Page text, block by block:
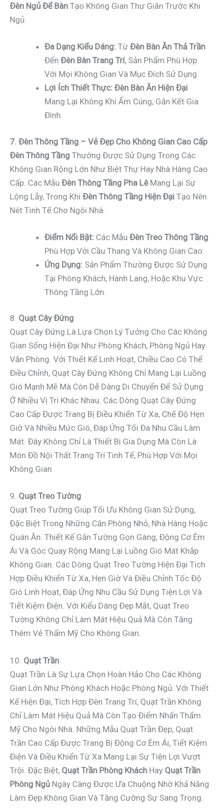
Đèn Ngủ Để Bàn Tạo Không Gian Thư Giãn Trước Khi
Ngủ.
Đa Dạng Kiểu Dáng: Từ Đèn Bàn Ăn Thả Trần
Đến Đèn Bàn Trang Trí, Sản Phẩm Phù Hợp
Với Mọi Không Gian Và Mục Đích Sử Dụng.
Lợi Ích Thiết Thực: Đèn Bàn Ăn Hiện Đại
Mang Lại Không Khí Ấm Cúng, Gắn Kết Gia
Đình.
7. Đèn Thông Tầng – Vẻ Đẹp Cho Không Gian Cao Cấp
Đèn Thông Tầng Thường Được Sử Dụng Trong Các
Không Gian Rộng Lớn Như Biệt Thự Hay Nhà Hàng Cao
Cấp. Các Mẫu Đèn Thông Tầng Pha LêMang Lại Sự
Lộng Lẫy, Trong Khi Đèn Thông Tầng Hiện Đại Tạo Nên
Nét Tinh Tế Cho Ngôi Nhà.
Điểm Nổi Bật: Các Mẫu Đèn Treo Thông Tầng
Phù Hợp Với Cầu Thang Và Không Gian Cao.
Ứng Dụng: Sản Phẩm Thường Được Sử Dụng
Tại Phòng Khách, Hành Lang, Hoặc Khu Vực
Thông Tầng Lớn.
8. Quạt Cây Đứng
Quạt Cây Đứng Là Lựa Chọn Lý Tưởng Cho Các Không
Gian Sống Hiện Đại Như Phòng Khách, Phòng Ngủ Hay
Văn Phòng. Với Thiết Kế Linh Hoạt, Chiều Cao Có Thể
Điều Chỉnh, Quạt Cây Đứng Không Chỉ Mang Lại Luồng
Gió Mạnh Mẽ Mà Còn Dễ Dàng Di Chuyển Để Sử Dụng
Ở Nhiều Vị Trí Khác Nhau. Các Dòng Quạt Cây Đứng
Cao Cấp Được Trang Bị Điều Khiển Từ Xa, Chế Độ Hẹn
Giờ Và Nhiều Mức Gió, Đáp Ứng Tối Đa Nhu Cầu Làm
Mát. Đây Không Chỉ Là Thiết Bị Gia Dụng Mà Còn Là
Món Đồ Nội Thất Trang Trí Tinh Tế, Phù Hợp Với Mọi
Không Gian.
9. Quạt Treo Tường
Quạt Treo Tường Giúp Tối Ưu Không Gian Sử Dụng,
Đặc Biệt Trong Những Căn Phòng Nhỏ, Nhà Hàng Hoặc
Quán Ăn. Thiết Kế Gắn Tường Gọn Gàng, Động Cơ Êm
Ái Và Góc Quay Rộng Mang Lại Luồng Gió Mát Khắp
Không Gian. Các Dòng Quạt Treo Tường Hiện Đại Tích
Hợp Điều Khiển Từ Xa, Hẹn Giờ Và Điều Chỉnh Tốc Độ
Gió Linh Hoạt, Đáp Ứng Nhu Cầu Sử Dụng Tiện Lợi Và
Tiết Kiệm Điện. Với Kiểu Dáng Đẹp Mắt, Quạt Treo
Tường Không Chỉ Làm Mát Hiệu Quả Mà Còn Tăng
Thêm Vẻ Thẩm Mỹ Cho Không Gian.
10. Quạt Trần
Quạt Trần Là Sự Lựa Chọn Hoàn Hảo Cho Các Không
Gian Lớn Như Phòng Khách Hoặc Phòng Ngủ. Với Thiết
Kế Hiện Đại, Tích Hợp Đèn Trang Trí, Quạt Trần Không
Chỉ Làm Mát Hiệu Quả Mà Còn Tạo Điểm Nhấn Thẩm
Mỹ Cho Ngôi Nhà. Những Mẫu Quạt Trần Đẹp, Quạt
Trần Cao Cấp Được Trang Bị Động Cơ Êm Ái, Tiết Kiệm
Điện Và Điều Khiển Từ Xa Mang Lại Sự Tiện Lợi Vượt
Trội. Đặc Biệt, Quạt Trần Phòng Khách Hay Quạt Trần
Phòng Ngủ Ngày Càng Được Ưa Chuộng Nhờ Khả Năng
Làm Đẹp Không Gian Và Tăng Cường Sự Sang Trọng.